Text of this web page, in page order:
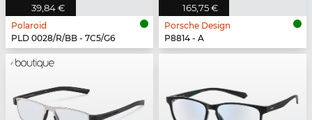
39,84 €
Polaroid
PLD 0028/R/BB - 7C5/G6
165,75 €
Porsche Design
P8814 - A